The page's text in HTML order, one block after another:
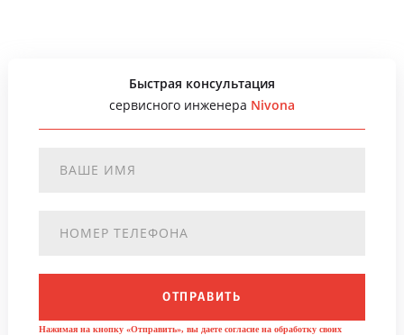
Быстрая консультация
сервисного инженера Nivona
ОТПРАВИТЬ
Нажимая на кнопку «Отправить», вы даете согласие на обработку своих